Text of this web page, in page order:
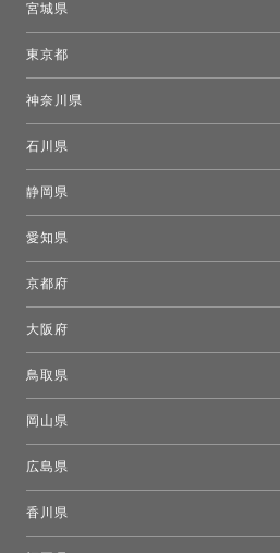
宮城県
東京都
モーイ東京
キーブー東京
FLOS｜フロスデザインスペース青山
神奈川県
石川県
静岡県
愛知県
京都府
大阪府
鳥取県
岡山県
広島県
香川県